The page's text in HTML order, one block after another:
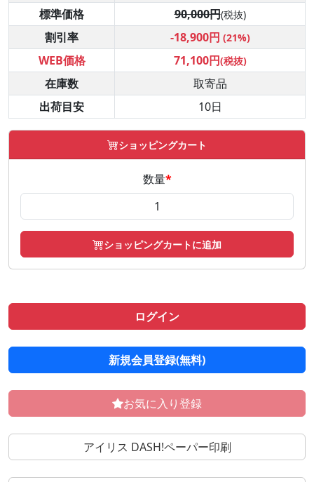
標準価格
90,000円(税抜)
割引率 -18,900円 (21%)
WEB価格 71,100円(税抜)
在庫数
取寄品
出荷目安
10日
ショッピングカート
数量*
ショッピングカートに追加
ログイン
新規会員登録(無料)
お気に入り登録
アイリス DASH!ペーパー印刷